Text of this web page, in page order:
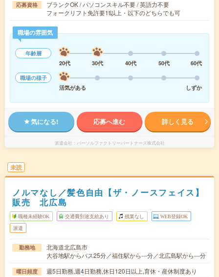
応募資格
ブランクOK / パソコンスキル不要 / 英語力不要
フォークリフト免許要1t以上・以下のどちらでも可
職場の雰囲気
年齢層
20代
30代 40代 50代
60代
職場の様子
活気がある
しずか
気になる! 応募へ進む 詳しく見る
派遣会社 パーソルファクトリーパートナーズ株式会社
未読
ノルマなし／髪色自由【ザ・ノースフェイス】
販売 北広島
職種未経験OK 交通費別途支給あり 残業なし WEB登録OK
派遣
勤務地
北海道北広島市
大谷地駅からバス25分／福住駅から---分／北広島駅から---分
曜日頻度 週5日勤務,週4日勤務,休日120日以上,育休・産休制度あり